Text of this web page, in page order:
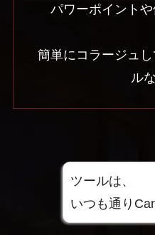
パワーポイントや
簡単にコラージュ
ル
ツールは、
いつも通り